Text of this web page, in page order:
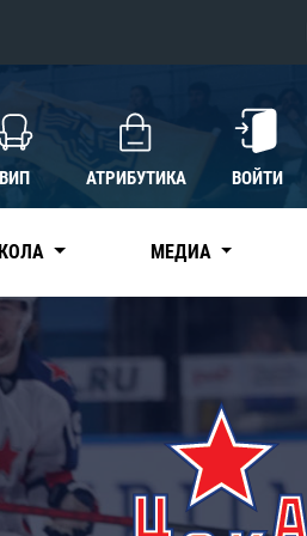
ВИП АТРИБУТИКА ВОЙТИ
МЕДИА